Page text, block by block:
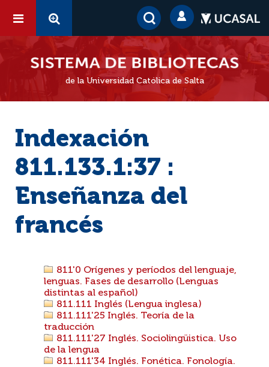
de la Universidad Católica de Salta
Indexación
811.133.1:37 :
Enseñanza del
francés
811'0 Orígenes y períodos del lenguaje,
lenguas. Fases de desarrollo (Lenguas
distintas al español)
811.111 Inglés (Lengua inglesa)
811.111'25 Inglés. Teoría de la
traducción
811.111'27 Inglés. Sociolingüistica. Uso
de la lengua
811.111'34 Inglés. Fonética. Fonología.